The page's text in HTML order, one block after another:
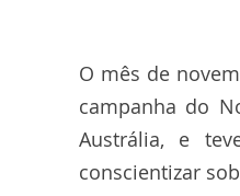
O mês de
campanha do
Austrália, e
conscientizar